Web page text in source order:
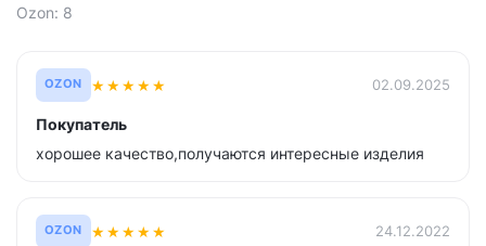
Ozon: 8
OZON ★★★★★ 02.09.2025
Покупатель
хорошее качество,получаются интересные изделия
OZON ★★★★★ 24.12.2022